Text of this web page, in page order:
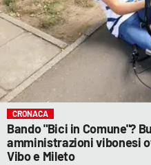
CRONACA
Bando "Bici in Comune"?
amministrazioni vibonesi
Vibo e Mileto